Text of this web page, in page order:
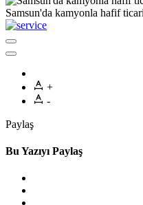
Samsun'da kamyonla hafif ticari
+
-
Paylaş
Bu Yazıyı Paylaş